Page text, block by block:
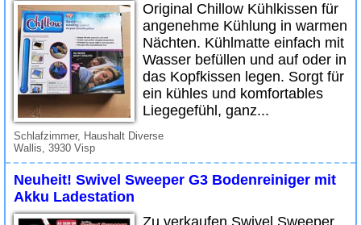
Original Chillow Kühlkissen für
angenehme Kühlung in warmen
Nächten. Kühlmatte einfach mit
Wasser befüllen und auf oder in
das Kopfkissen legen. Sorgt für
ein kühles und komfortables
Liegegefühl, ganz...
Schlafzimmer, Haushalt Diverse
Wallis, 3930 Visp
Neuheit! Swivel Sweeper G3 Bodenreiniger mit
Akku Ladestation